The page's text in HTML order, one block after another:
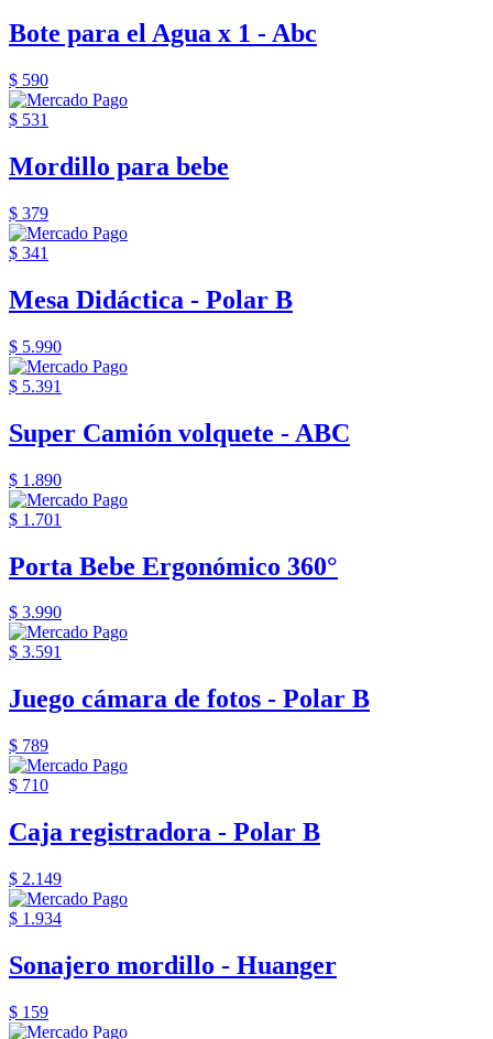
Bote para el Agua x 1 - Abc
$ 590
$ 531
Mordillo para bebe
$ 379
$ 341
Mesa Didáctica - Polar B
$ 5.990
$ 5.391
Super Camión volquete - ABC
$ 1.890
$ 1.701
Porta Bebe Ergonómico 360°
$ 3.990
$ 3.591
Juego cámara de fotos - Polar B
$ 789
$ 710
Caja registradora - Polar B
$ 2.149
$ 1.934
Sonajero mordillo - Huanger
$ 159